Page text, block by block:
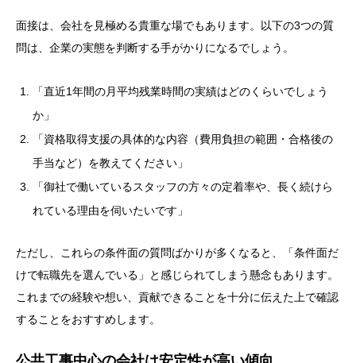
面接は、会社を見極める貴重な場でもあります。以下の3つの質
問は、企業の実態を判断する手がかりになるでしょう。
「直近1年間の月平均残業時間の実績はどのくらいでしょう
か」
「資格取得支援の具体的な内容（費用負担の範囲・合格後の
手当など）を教えてください」
「御社で働いているスタッフの方々の定着率や、長く続けら
れている理由を伺いたいです」
ただし、これらの条件面の質問ばかりが多くなると、「条件面だ
けで転職先を選んでいる」と感じられてしまう懸念もあります。
これまでの経験や想い、貢献できることを十分に伝えた上で確認
することをおすすめします。